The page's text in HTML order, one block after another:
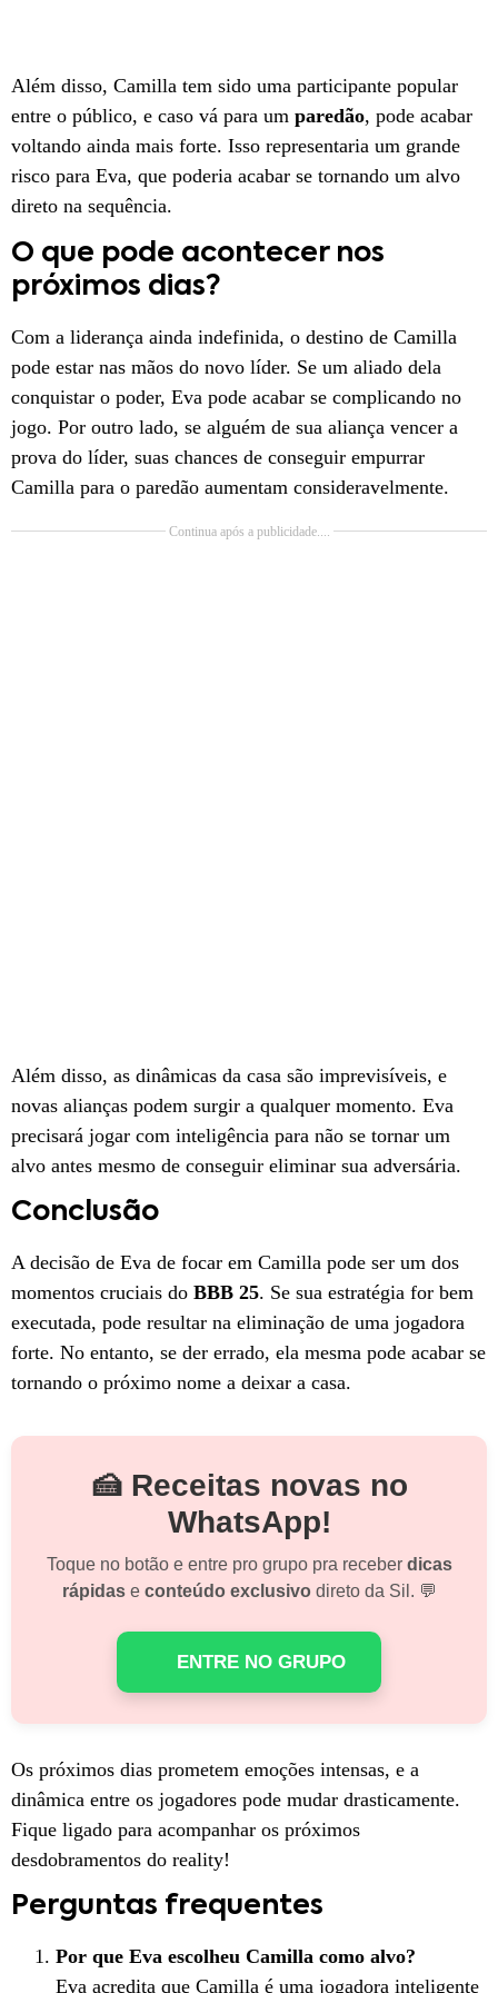
Além disso, Camilla tem sido uma participante popular
entre o público, e caso vá para um paredão, pode acabar
voltando ainda mais forte. Isso representaria um grande
risco para Eva, que poderia acabar se tornando um alvo
direto na sequência.
O que pode acontecer nos
próximos dias?
Com a liderança ainda indefinida, o destino de Camilla
pode estar nas mãos do novo líder. Se um aliado dela
conquistar o poder, Eva pode acabar se complicando no
jogo. Por outro lado, se alguém de sua aliança vencer a
prova do líder, suas chances de conseguir empurrar
Camilla para o paredão aumentam consideravelmente.
Continua após a publicidade....
Além disso, as dinâmicas da casa são imprevisíveis, e
novas alianças podem surgir a qualquer momento. Eva
precisará jogar com inteligência para não se tornar um
alvo antes mesmo de conseguir eliminar sua adversária.
Conclusão
A decisão de Eva de focar em Camilla pode ser um dos
momentos cruciais do BBB 25. Se sua estratégia for bem
executada, pode resultar na eliminação de uma jogadora
forte. No entanto, se der errado, ela mesma pode acabar se
tornando o próximo nome a deixar a casa.
🍰 Receitas novas no
WhatsApp!
Toque no botão e entre pro grupo pra receber dicas
rápidase conteúdo exclusivodireto da Sil. 💬
ENTRE NO GRUPO
Os próximos dias prometem emoções intensas, e a
dinâmica entre os jogadores pode mudar drasticamente.
Fique ligado para acompanhar os próximos
desdobramentos do reality!
Perguntas frequentes
Por que Eva escolheu Camilla como alvo?
Eva acredita que Camilla é uma jogadora inteligente